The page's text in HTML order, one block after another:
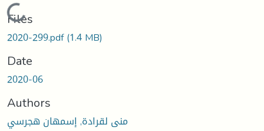
Loading...
Files
2020-299.pdf(1.4 MB)
Date
2020-06
Authors
منى لقرادة, إسمهان هجرسي